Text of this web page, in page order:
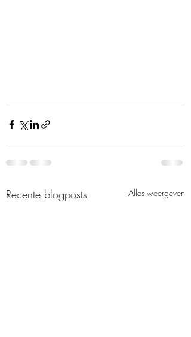
Recente blogposts Alles weergeven